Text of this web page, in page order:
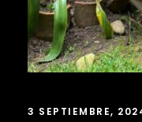
3 SEPTIEMBRE,